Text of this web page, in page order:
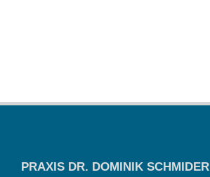
PRAXIS DR. DOMINIK SCHMIDER